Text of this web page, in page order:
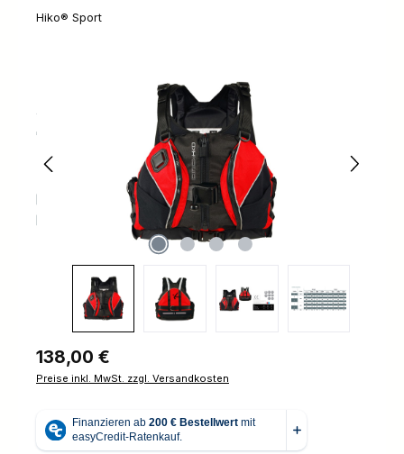
Hiko® Sport
Regulärer Preis:
138,00 €
Preise inkl. MwSt. zzgl. Versandkosten